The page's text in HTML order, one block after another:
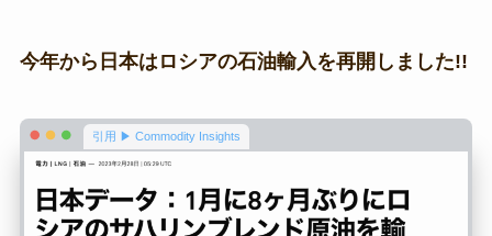
今年から日本はロシアの石油輸入を再開しました!!
引用 ▶ Commodity Insights